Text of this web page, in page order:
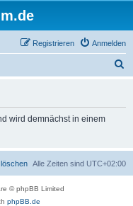
Anmelden
Registrieren
wird demnächst in einem
Alle Zeiten sind UTC+02:00
© phpBB Limited
phpBB.de